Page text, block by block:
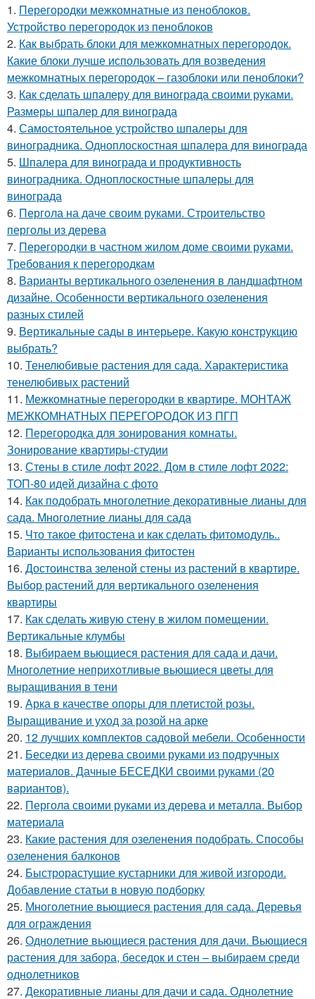
1. Перегородки межкомнатные из пеноблоков.
Устройство перегородок из пеноблоков
2. Как выбрать блоки для межкомнатных перегородок.
Какие блоки лучше использовать для возведения
межкомнатных перегородок – газоблоки или пеноблоки?
3. Как сделать шпалеру для винограда своими руками.
Размеры шпалер для винограда
4. Самостоятельное устройство шпалеры для
виноградника. Одноплоскостная шпалера для винограда
5. Шпалера для винограда и продуктивность
виноградника. Одноплоскостные шпалеры для
винограда
6. Пергола на даче своим руками. Строительство
перголы из дерева
7. Перегородки в частном жилом доме своими руками.
Требования к перегородкам
8. Варианты вертикального озеленения в ландшафтном
дизайне. Особенности вертикального озеленения
разных стилей
9. Вертикальные сады в интерьере. Какую конструкцию
выбрать?
10. Тенелюбивые растения для сада. Характеристика
тенелюбивых растений
11. Межкомнатные перегородки в квартире. МОНТАЖ
МЕЖКОМНАТНЫХ ПЕРЕГОРОДОК ИЗ ПГП
12. Перегородка для зонирования комнаты.
Зонирование квартиры-студии
13. Стены в стиле лофт 2022. Дом в стиле лофт 2022:
ТОП-80 идей дизайна с фото
14. Как подобрать многолетние декоративные лианы для
сада. Многолетние лианы для сада
15. Что такое фитостена и как сделать фитомодуль..
Варианты использования фитостен
16. Достоинства зеленой стены из растений в квартире.
Выбор растений для вертикального озеленения
квартиры
17. Как сделать живую стену в жилом помещении.
Вертикальные клумбы
18. Выбираем вьющиеся растения для сада и дачи.
Многолетние неприхотливые вьющиеся цветы для
выращивания в тени
19. Арка в качестве опоры для плетистой розы.
Выращивание и уход за розой на арке
20. 12 лучших комплектов садовой мебели. Особенности
21. Беседки из дерева своими руками из подручных
материалов. Дачные БЕСЕДКИ своими руками (20
вариантов).
22. Пергола своими руками из дерева и металла. Выбор
материала
23. Какие растения для озеленения подобрать. Способы
озеленения балконов
24. Быстрорастущие кустарники для живой изгороди.
Добавление статьи в новую подборку
25. Многолетние вьющиеся растения для сада. Деревья
для ограждения
26. Однолетние вьющиеся растения для дачи. Вьющиеся
растения для забора, беседок и стен – выбираем среди
однолетников
27. Декоративные лианы для дачи и сада. Однолетние